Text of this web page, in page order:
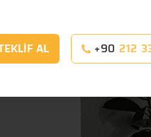
AL +90 212